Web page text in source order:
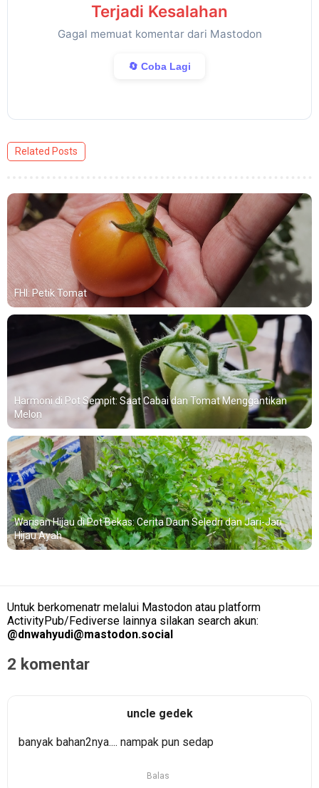
Terjadi Kesalahan
Gagal memuat komentar dari Mastodon
🔄 Coba Lagi
Related Posts
FHI: Petik Tomat
Harmoni di Pot Sempit: Saat Cabai dan Tomat Menggantikan
Melon
Warisan Hijau di Pot Bekas: Cerita Daun Seledri dan Jari-Jari
Hijau Ayah
Untuk berkomenatr melalui Mastodon atau platform
ActivityPub/Fediverse lainnya silakan search akun:
@dnwahyudi@mastodon.social
2 komentar
uncle gedek
banyak bahan2nya.... nampak pun sedap
Balas